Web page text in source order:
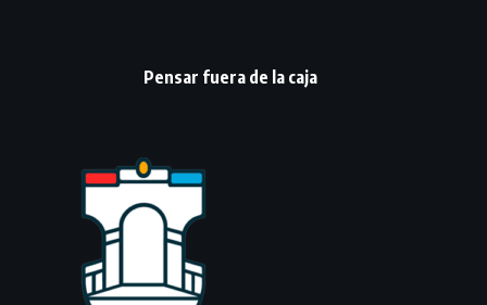
Pensar fuera de la caja